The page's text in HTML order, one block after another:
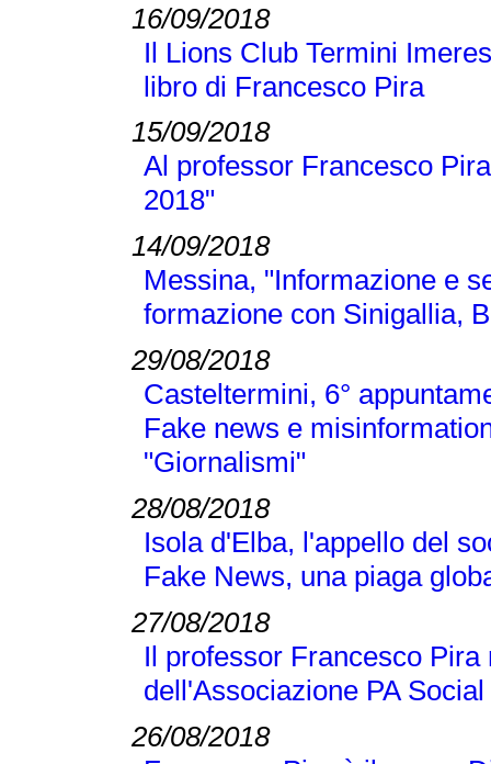
16/09/2018
Il Lions Club Termini
libro di Francesco Pira
15/09/2018
Al professor Francesco
2018"
14/09/2018
Messina, "Informazione e
formazione con Sinigallia,
29/08/2018
Casteltermini, 6°
Fake news e
"Giornalismi"
28/08/2018
Isola d'Elba, l'appello del
Fake News, una piaga
27/08/2018
Il professor Francesco
dell'Associazione PA Social
26/08/2018